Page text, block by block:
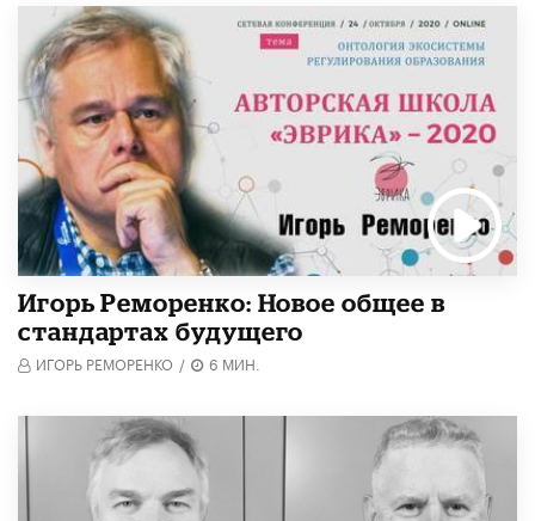
Игорь Реморенко: Новое общее в
стандартах будущего
ИГОРЬ РЕМОРЕНКО / 6 МИН.